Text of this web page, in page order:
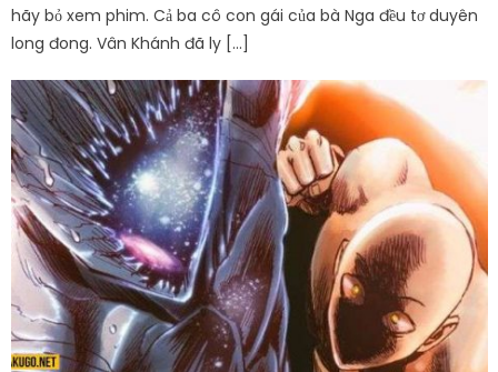
hãy bỏ xem phim. Cả ba cô con gái của bà Nga đều tơ duyên
long đong. Vân Khánh đã ly […]